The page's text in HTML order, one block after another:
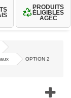
PRODUITS
ÉLIGIBLES
AGEC
OPTION 2